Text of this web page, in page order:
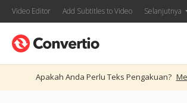
Video Editor Add Subtitles to Video Selanjutnya
Apakah Anda Perlu Teks Pengakuan?